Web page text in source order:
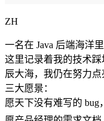
ZH
一名在 Java 后端海洋
这里记录着我的技术
辰大海，我仍在努力点
三大愿景：
愿天下没有难写的 bug